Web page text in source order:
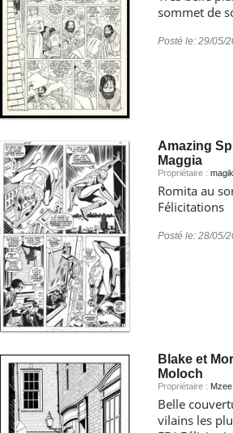
sommet de
Posté le: 29/05/
Amazing
Maggia
Propriétaire :
Romita au
Félicitations
Posté le: 28/05/
Blake et
Moloch
Propriétaire : Mzee
Belle
vilains les